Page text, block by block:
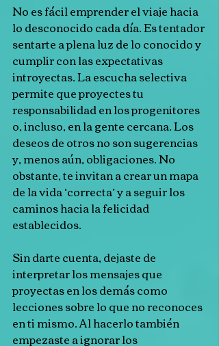
No es fácil emprender el viaje hacia
lo desconocido cada día. Es tentador
sentarte a plena luz de lo conocido y
cumplir con las expectativas
introyectas. La escucha selectiva
permite que proyectes tu
responsabilidad en los progenitores
o, incluso, en la gente cercana. Los
deseos de otros no son sugerencias
y, menos aún, obligaciones. No
obstante, te invitan a crear un mapa
de la vida ‘correcta’ y a seguir los
caminos hacia la felicidad
establecidos.
Sin darte cuenta, dejaste de
interpretar los mensajes que
proyectas en los demás como
lecciones sobre lo que no reconoces
en ti mismo. Al hacerlo también
empezaste a ignorar los